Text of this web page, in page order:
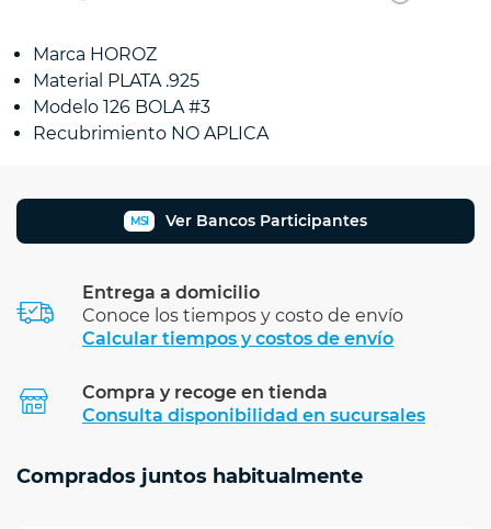
Marca HOROZ
Material PLATA .925
Modelo 126 BOLA #3
Recubrimiento NO APLICA
MSI Ver Bancos Participantes
Entrega a domicilio
Conoce los tiempos y costo de envío
Calcular tiempos y costos de envío
Compra y recoge en tienda
Consulta disponibilidad en sucursales
Comprados juntos habitualmente